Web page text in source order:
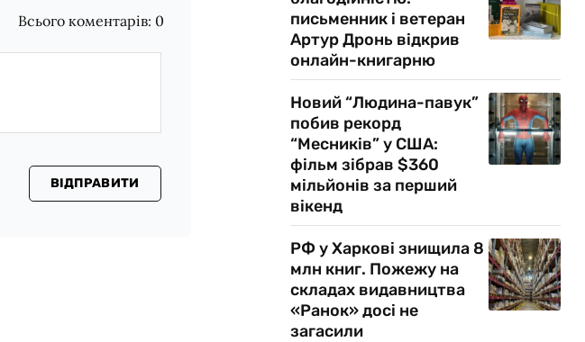
Всього коментарів: 0
ВІДПРАВИТИ
письменник і ветеран
Артур Дронь відкрив
онлайн-книгарню
Новий “Людина-павук”
побив рекорд
“Месників” у США:
фільм зібрав $360
мільйонів за перший
вікенд
РФ у Харкові знищила 8
млн книг. Пожежу на
складах видавництва
«Ранок» досі не
загасили